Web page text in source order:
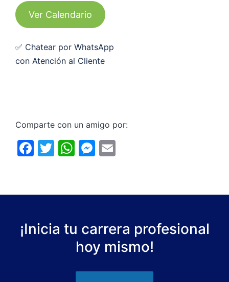
Ver Calendario
✅ Chatear por WhatsApp
con Atención al Cliente
Comparte con un amigo por:
F
e
o
T
er
W
s
p
p
M
s
n
g
l
¡Inicia tu carrera profesional
hoy mismo!